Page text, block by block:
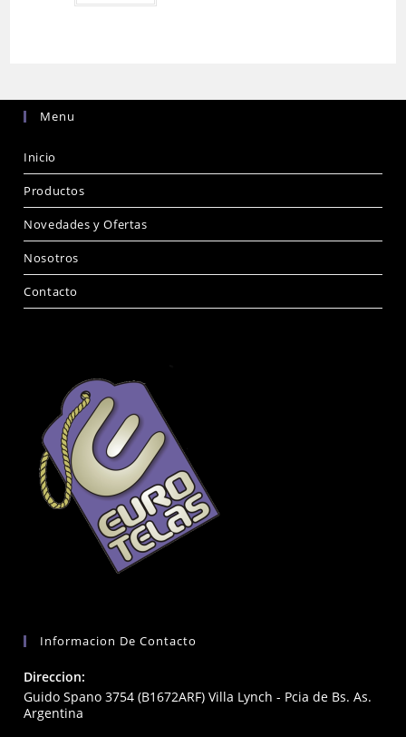
Menu
Inicio
Productos
Novedades y Ofertas
Nosotros
Contacto
Informacion De Contacto
Direccion:
Guido Spano 3754 (B1672ARF) Villa Lynch - Pcia de Bs. As.
Argentina